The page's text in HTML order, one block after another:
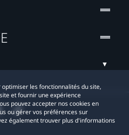
les fonctionnalités du site,
et fournir une expérience
pouvez accepter nos cookies en
ou gérer vos préférences sur
également trouver plus d'informations